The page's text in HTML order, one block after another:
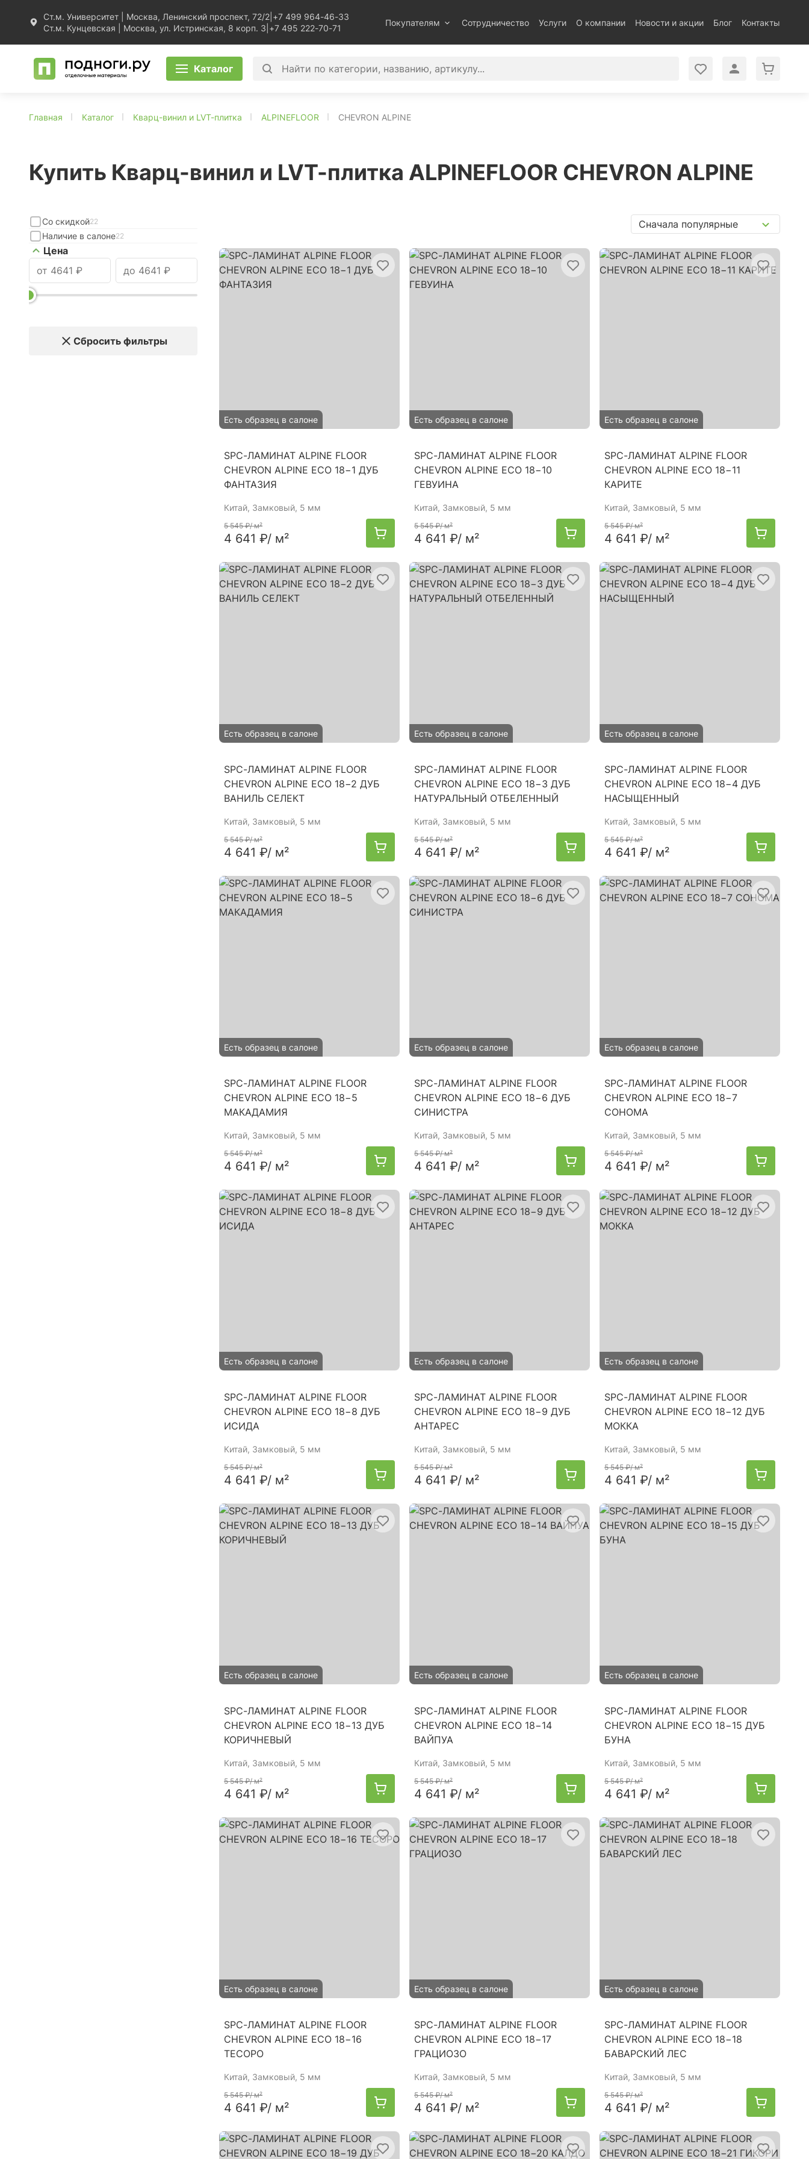
Ст.м. Университет | Москва, Ленинский проспект, 72/2 +7 499 964-46-33
Ст.м. Кунцевская | Москва, ул. Истринская, 8 корп. 3 +7 495 222-70-71
Покупателям Сотрудничество Услуги О компании Новости и акции Блог Контакты
Каталог
Главная Каталог Кварц-винил и LVT-плитка ALPINEFLOOR CHEVRON ALPINE
Купить Кварц-винил и LVT-плитка ALPINEFLOOR CHEVRON ALPINE
Со скидкой22
Наличие в салоне22
Цена
Сбросить фильтры
Сначала популярные
Есть образец в салоне
SPC-ЛАМИНАТ ALPINE FLOOR
CHEVRON ALPINE ECO 18−1 ДУБ
ФАНТАЗИЯ
Китай, Замковый, 5 мм
5 545 ₽/ м²
4 641 ₽/ м²
Есть образец в салоне
SPC-ЛАМИНАТ ALPINE FLOOR
CHEVRON ALPINE ECO 18−10
ГЕВУИНА
Китай, Замковый, 5 мм
5 545 ₽/ м²
4 641 ₽/ м²
Есть образец в салоне
SPC-ЛАМИНАТ ALPINE FLOOR
CHEVRON ALPINE ECO 18−11
КАРИТЕ
Китай, Замковый, 5 мм
5 545 ₽/ м²
4 641 ₽/ м²
Есть образец в салоне
SPC-ЛАМИНАТ ALPINE FLOOR
CHEVRON ALPINE ECO 18−2 ДУБ
ВАНИЛЬ СЕЛЕКТ
Китай, Замковый, 5 мм
5 545 ₽/ м²
4 641 ₽/ м²
Есть образец в салоне
SPC-ЛАМИНАТ ALPINE FLOOR
CHEVRON ALPINE ECO 18−3 ДУБ
НАТУРАЛЬНЫЙ ОТБЕЛЕННЫЙ
Китай, Замковый, 5 мм
5 545 ₽/ м²
4 641 ₽/ м²
Есть образец в салоне
SPC-ЛАМИНАТ ALPINE FLOOR
CHEVRON ALPINE ECO 18−4 ДУБ
НАСЫЩЕННЫЙ
Китай, Замковый, 5 мм
5 545 ₽/ м²
4 641 ₽/ м²
Есть образец в салоне
SPC-ЛАМИНАТ ALPINE FLOOR
CHEVRON ALPINE ECO 18−5
МАКАДАМИЯ
Китай, Замковый, 5 мм
5 545 ₽/ м²
4 641 ₽/ м²
Есть образец в салоне
SPC-ЛАМИНАТ ALPINE FLOOR
CHEVRON ALPINE ECO 18−6 ДУБ
СИНИСТРА
Китай, Замковый, 5 мм
5 545 ₽/ м²
4 641 ₽/ м²
Есть образец в салоне
SPC-ЛАМИНАТ ALPINE FLOOR
CHEVRON ALPINE ECO 18−7
СОНОМА
Китай, Замковый, 5 мм
5 545 ₽/ м²
4 641 ₽/ м²
Есть образец в салоне
SPC-ЛАМИНАТ ALPINE FLOOR
CHEVRON ALPINE ECO 18−8 ДУБ
ИСИДА
Китай, Замковый, 5 мм
5 545 ₽/ м²
4 641 ₽/ м²
Есть образец в салоне
SPC-ЛАМИНАТ ALPINE FLOOR
CHEVRON ALPINE ECO 18−9 ДУБ
АНТАРЕС
Китай, Замковый, 5 мм
5 545 ₽/ м²
4 641 ₽/ м²
Есть образец в салоне
SPC-ЛАМИНАТ ALPINE FLOOR
CHEVRON ALPINE ЕСО 18−12 ДУБ
МОККА
Китай, Замковый, 5 мм
5 545 ₽/ м²
4 641 ₽/ м²
Есть образец в салоне
SPC-ЛАМИНАТ ALPINE FLOOR
CHEVRON ALPINE ЕСО 18−13 ДУБ
КОРИЧНЕВЫЙ
Китай, Замковый, 5 мм
5 545 ₽/ м²
4 641 ₽/ м²
Есть образец в салоне
SPC-ЛАМИНАТ ALPINE FLOOR
CHEVRON ALPINE ЕСО 18−14
ВАЙПУА
Китай, Замковый, 5 мм
5 545 ₽/ м²
4 641 ₽/ м²
Есть образец в салоне
SPC-ЛАМИНАТ ALPINE FLOOR
CHEVRON ALPINE ЕСО 18−15 ДУБ
БУНА
Китай, Замковый, 5 мм
5 545 ₽/ м²
4 641 ₽/ м²
Есть образец в салоне
SPC-ЛАМИНАТ ALPINE FLOOR
CHEVRON ALPINE ЕСО 18−16
ТЕСОРО
Китай, Замковый, 5 мм
5 545 ₽/ м²
4 641 ₽/ м²
Есть образец в салоне
SPC-ЛАМИНАТ ALPINE FLOOR
CHEVRON ALPINE ЕСО 18−17
ГРАЦИОЗО
Китай, Замковый, 5 мм
5 545 ₽/ м²
4 641 ₽/ м²
Есть образец в салоне
SPC-ЛАМИНАТ ALPINE FLOOR
CHEVRON ALPINE ЕСО 18−18
БАВАРСКИЙ ЛЕС
Китай, Замковый, 5 мм
5 545 ₽/ м²
4 641 ₽/ м²